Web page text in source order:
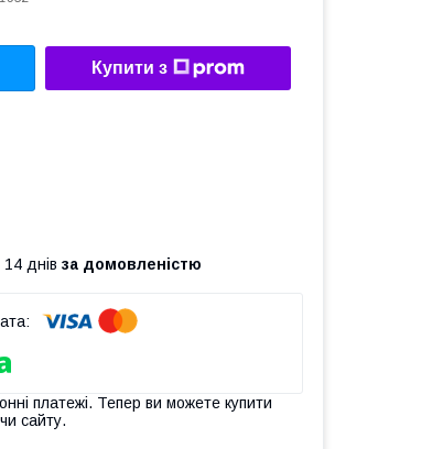
Купити з
днів за домовленістю
платежі. Тепер ви можете купити
сайту.